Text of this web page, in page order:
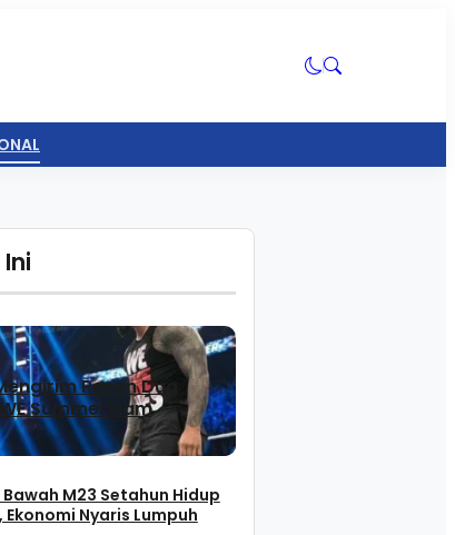
Girl Girl Girl di Tengah Reaksi Balik
Pesan Dua
SummerSlam
M23 Setahun Hidup
Ekonomi Nyaris Lumpuh